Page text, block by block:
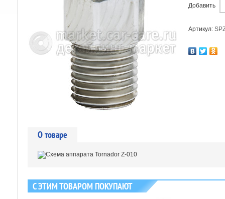
Добавить
Артикул:
О товаре
С ЭТИМ ТОВАРОМ ПОКУПАЮТ